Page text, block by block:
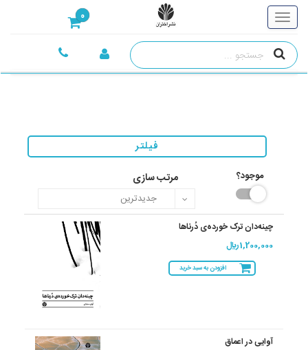
0
فیلتر
موجود؟ مرتب سازی
چینه‌دان ترک خورده‌ی دُرناها
1,200,000 ريال
افزودن به سبد خرید
آوایی در اعماق